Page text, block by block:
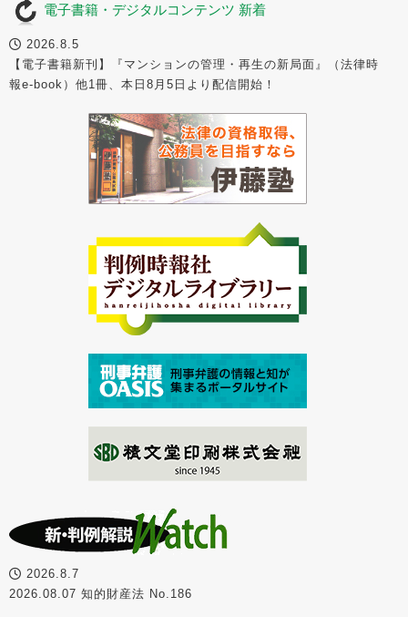
電子書籍・デジタルコンテンツ 新着
2026.8.5
【電子書籍新刊】『マンションの管理・再生の新局面』（法律時
報e-book）他1冊、本日8月5日より配信開始！
2026.8.7
2026.08.07 知的財産法 No.186